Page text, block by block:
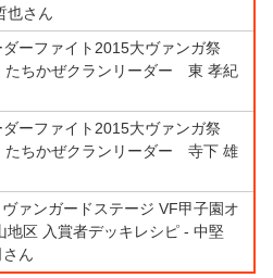
さん
ダーファイト2015大ヴァンガ祭
たちかぜクランリーダー 東 孝紀
ダーファイト2015大ヴァンガ祭
たちかぜクランリーダー 寺下 雄
ァンガードステージ VF甲子園オ
地区 入賞者デッキレシピ - 中堅
ん